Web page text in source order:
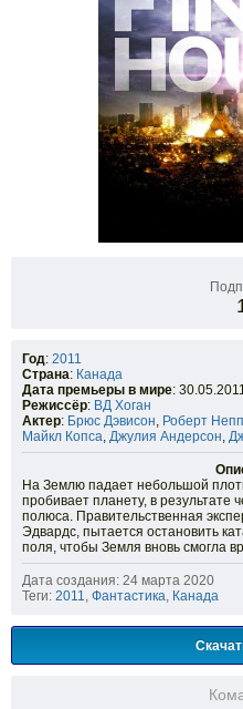
Год: 2011
Страна: Канада
Дата премьеры в мире:
Режиссёр: ВД Хоган
Актер: Брюс Дэвисон, Роберт
Майкл Копса, Джулия Андерсон,
На Землю падает небольшой
пробивает планету, в результате
полюса. Правительственная
Эдвардс, пытается остановить
поля, чтобы Земля вновь смогла
Дата создания: 24 марта 2020
Теги: 2011, Фантастика, Канада